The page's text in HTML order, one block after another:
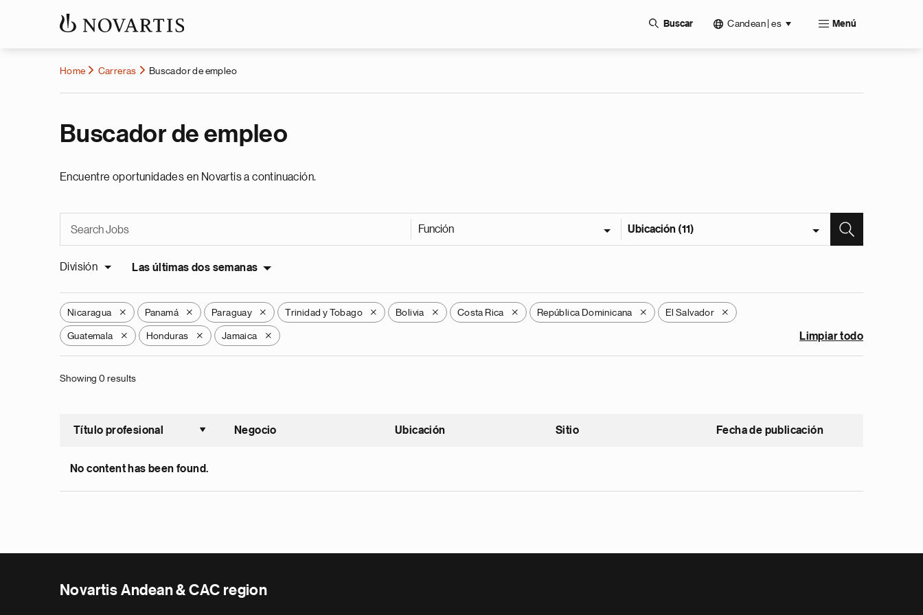
Buscar Candean | es Menú
Home Carreras Buscador de empleo
Buscador de empleo
Encuentre oportunidades en Novartis a continuación.
Función Ubicación (11)
División Las últimas dos semanas
Nicaragua X Panamá X Paraguay X Trinidad y Tobago X Bolivia X Costa Rica X República Dominicana X El Salvador X
Guatemala X Honduras X Jamaica X Limpiar todo
Showing 0 results
Título profesional
Ordenar ascendente
Negocio Ubicación Sitio Fecha de publicación
No content has been found.
Novartis Andean & CAC region